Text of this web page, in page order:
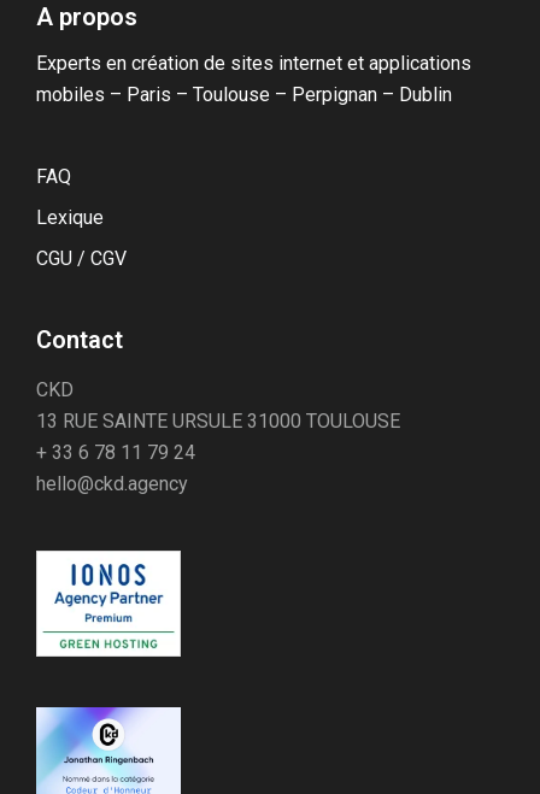
A propos
Experts en création de sites internet et applications
mobiles – Paris – Toulouse – Perpignan – Dublin
FAQ
Lexique
CGU / CGV
Contact
CKD
13 RUE SAINTE URSULE 31000 TOULOUSE
+ 33 6 78 11 79 24
hello@ckd.agency